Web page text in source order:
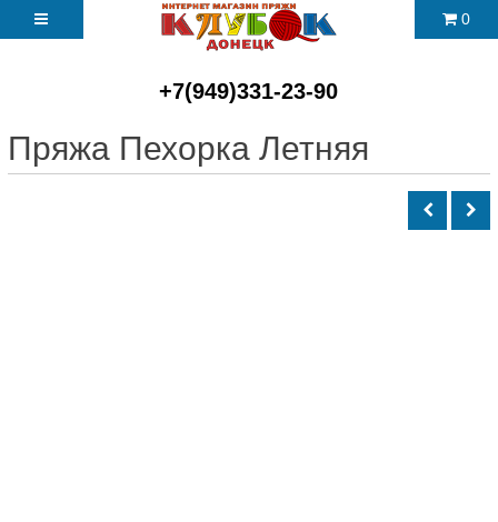
+7(949)331-23-90
0
Пряжа Пехорка Летняя